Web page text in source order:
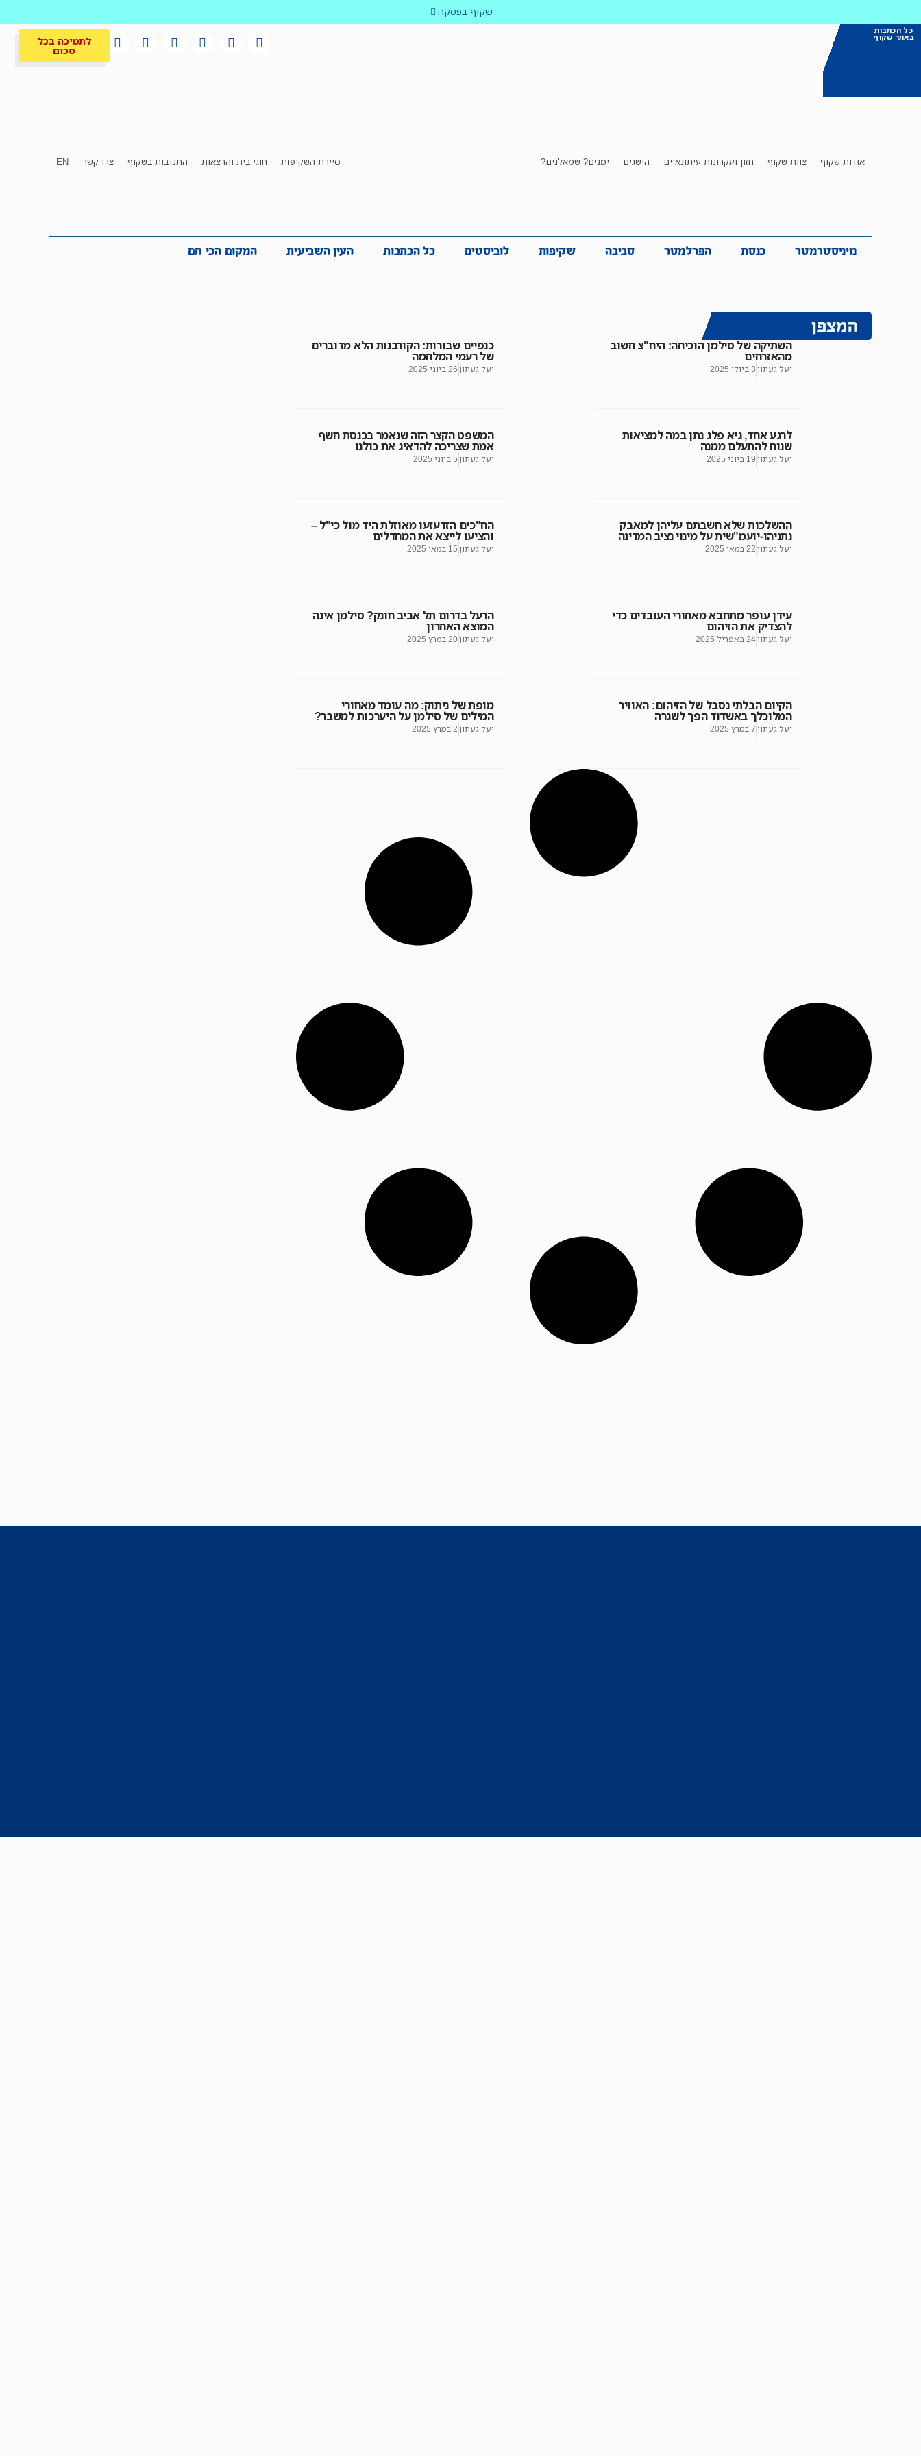
שקוף בפסקה
כל הכתבות
באתר שקוף לתמיכה בכל
סכום
אודות שקוף צוות שקוף חזון ועקרונות עיתונאיים הישגים ימנים? שמאלנים? סיירת השקיפות חוגי בית והרצאות התנדבות בשקוף צרו קשר EN
מיניסטרמטר כנסת הפרלמטר סביבה שקיפות לוביסטים כל הכתבות העין השביעית המקום הכי חם
מיניסטרמטר כנסת הפרלמטר סביבה שקיפות לוביסטים כל הכתבות העין השביעית המקום הכי חם לתמיכה בכל
המצפן
השתיקה של סילמן הוכיחה: היח"צ חשוב
מהאזרחים
יעל געתון 3 ביולי 2025
כנפיים שבורות: הקורבנות הלא מדוברים
של רעמי המלחמה
יעל געתון 26 ביוני 2025
לרגע אחד, גיא פלג נתן במה למציאות
שנוח להתעלם ממנה
יעל געתון 19 ביוני 2025
המשפט הקצר הזה שנאמר בכנסת חשף
אמת שצריכה להדאיג את כולנו
יעל געתון 5 ביוני 2025
ההשלכות שלא חשבתם עליהן למאבק
נתניהו-יועמ"שית על מינוי נציב המדינה
יעל געתון 22 במאי 2025
הח"כים הזדעזעו מאוזלת היד מול כי"ל –
והציעו לייצא את המחדלים
יעל געתון 15 במאי 2025
עידן עופר מתחבא מאחורי העובדים כדי
להצדיק את הזיהום
יעל געתון24 באפריל 2025
הרעל בדרום תל אביב חונק? סילמן אינה
המוצא האחרון
יעל געתון20 במרץ 2025
הקיום הבלתי נסבל של הזיהום: האוויר
המלוכלך באשדוד הפך לשגרה
יעל געתון 7 במרץ 2025
מופת של ניתוק: מה עומד מאחורי
המילים של סילמן על היערכות למשבר?
יעל געתון 2 במרץ 2025